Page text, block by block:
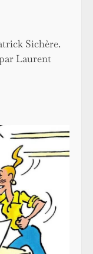
Sichère.
Laurent